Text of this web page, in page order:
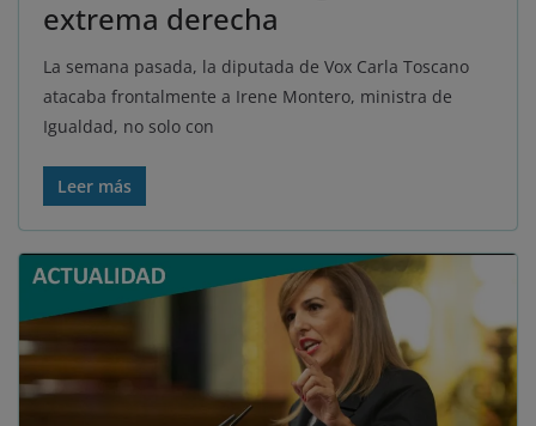
extrema derecha
La semana pasada, la diputada de Vox Carla Toscano
atacaba frontalmente a Irene Montero, ministra de
Igualdad, no solo con
Leer más